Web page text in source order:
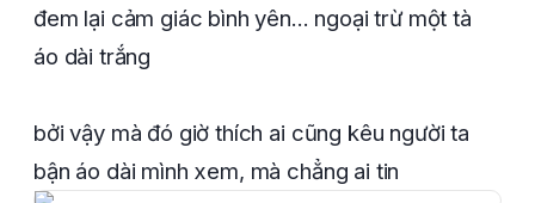
đem lại cảm giác bình yên... ngoại trừ một tà
áo dài trắng
bởi vậy mà đó giờ thích ai cũng kêu người ta
bận áo dài mình xem, mà chẳng ai tin